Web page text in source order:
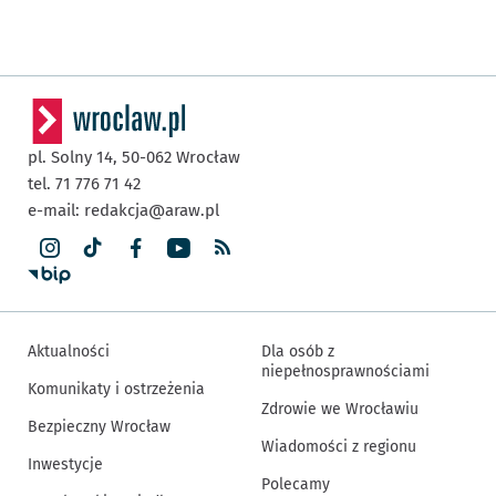
pl. Solny 14, 50-062 Wrocław
tel. 71 776 71 42
e-mail: redakcja@araw.pl
Aktualności
Komunikaty i ostrzeżenia
Bezpieczny Wrocław
Inwestycje
Dla osób z
niepełnosprawnościami
Zdrowie we Wrocławiu
Wiadomości z regionu
Polecamy